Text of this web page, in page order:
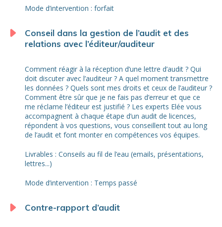
Mode d’intervention : forfait
Conseil dans la gestion de l’audit et des
relations avec l’éditeur/auditeur
Comment réagir à la réception d’une lettre d’audit ? Qui
doit discuter avec l’auditeur ? A quel moment transmettre
les données ? Quels sont mes droits et ceux de l’auditeur ?
Comment être sûr que je ne fais pas d’erreur et que ce
me réclame l’éditeur est justifié ? Les experts Elée vous
accompagnent à chaque étape d’un audit de licences,
répondent à vos questions, vous conseillent tout au long
de l’audit et font monter en compétences vos équipes.
Livrables : Conseils au fil de l’eau (emails, présentations,
lettres...)
Mode d’intervention : Temps passé
Contre-rapport d’audit